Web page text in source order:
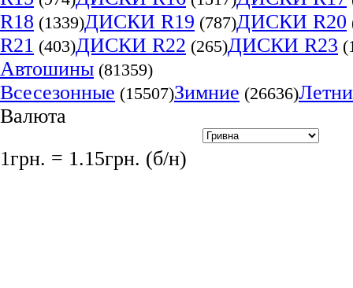
R18 (1339)ДИСКИ R19 (787)ДИСКИ R20
R21 (403)ДИСКИ R22 (265)ДИСКИ R23
Автошины (81359)
Всесезонные (15507)Зимние (26636)
Валюта
1грн. = 1.15грн. (б/н)